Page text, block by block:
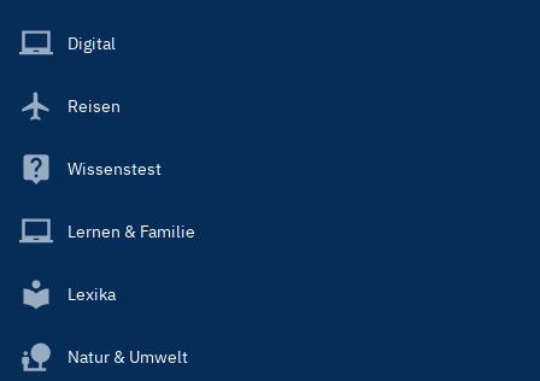
Main
Digital
Reisen
Wissenstest
Lernen & Familie
Lexika
Natur & Umwelt